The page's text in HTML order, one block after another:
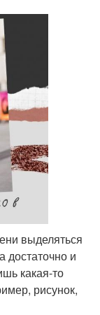
выделяться
достаточно и
какая-то
рисунок,